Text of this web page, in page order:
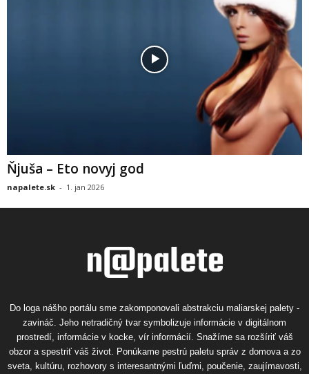
Ňjuša – Eto novyj god
napalete.sk - 1. jan 2026
Do loga nášho portálu sme zakomponovali abstrakciu maliarskej palety -
zavináč. Jeho netradičný tvar symbolizuje informácie v digitálnom
prostredí, informácie v kocke, vír informácií. Snažíme sa rozšíriť váš
obzor a spestriť váš život. Ponúkame pestrú paletu správ z domova a zo
sveta, kultúru, rozhovory s interesantnými ľuďmi, poučenie, zaujímavosti,